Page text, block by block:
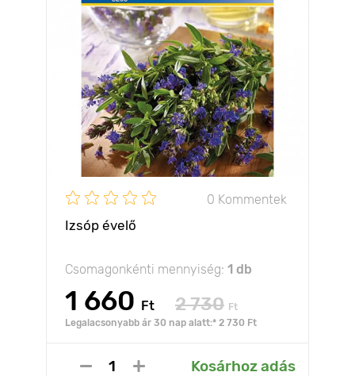
0 Kommentek
Izsóp évelő
Csomagonkénti mennyiség: 1 db
1 660 Ft 2 730 Ft
Legalacsonyabb ár 30 nap alatt:* 2 730 Ft
Kosárhoz adás